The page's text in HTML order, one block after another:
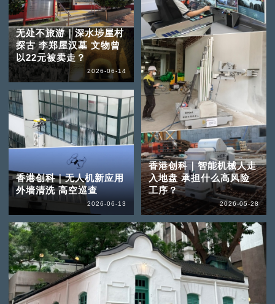
无处不旅游｜深水埗屋村
探古 李郑屋汉墓 文物曾
以22元被卖走？
2026-06-14
香港创科｜无人机新应用
外墙清洗 高空巡查
2026-06-13
香港创科｜智能机械人走
入地盘 承担什么高风险
工序？
2026-05-28